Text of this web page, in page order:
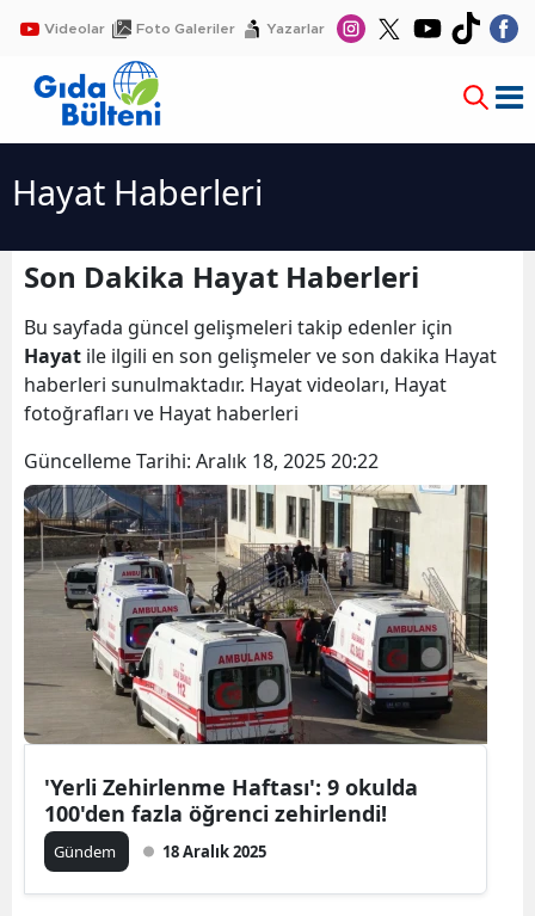
Videolar Foto Galeriler Yazarlar
Hayat Haberleri
Son Dakika Hayat Haberleri
Bu sayfada güncel gelişmeleri takip edenler için
Hayat ile ilgili en son gelişmeler ve son dakika Hayat
haberleri sunulmaktadır. Hayat videoları, Hayat
fotoğrafları ve Hayat haberleri
Güncelleme Tarihi: Aralık 18, 2025 20:22
'Yerli Zehirlenme Haftası': 9 okulda
100'den fazla öğrenci zehirlendi!
Gündem 18 Aralık 2025